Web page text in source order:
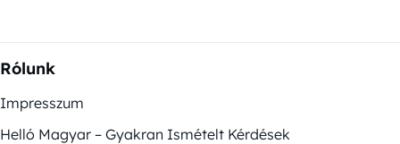
Rólunk
Impresszum
Helló Magyar – Gyakran Ismételt Kérdések